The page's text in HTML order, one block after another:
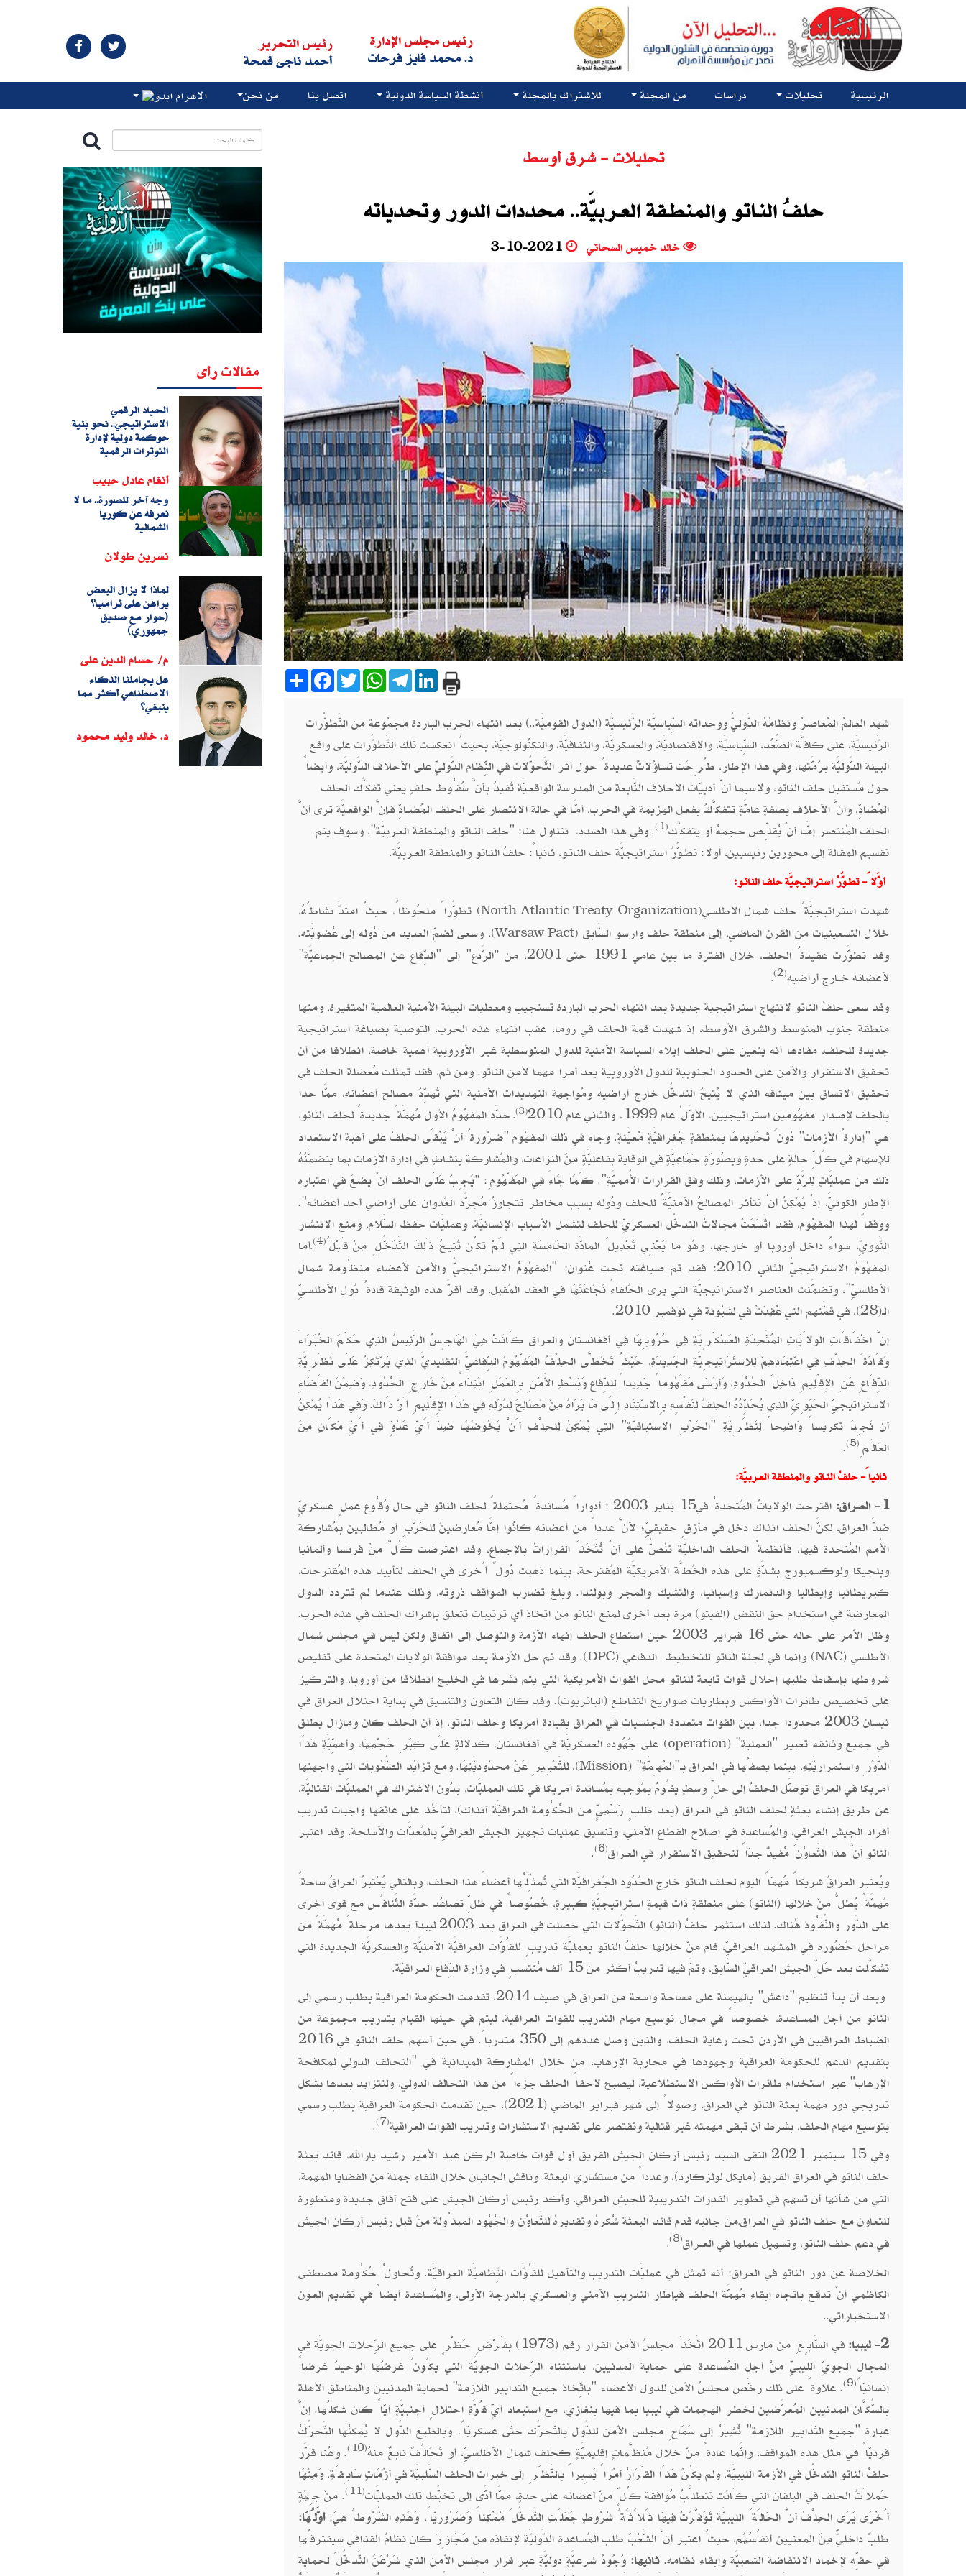
رئيس مجلس الإدارة
د. محمد فايز فرحات
رئيس التحرير
أحمد ناجى قمحة
الرئيسية تحليلات دراسات من المجلة للاشتراك بالمجلة أنشطة السياسة الدولية اتصل بنا من نحن الاهرام ابدو
تحليلات - شرق أوسط
حلفُ النـاتو والمنطـقة العـربيَّة.. محددات الدور وتحدياته
خالد خميس السحاتي 3-10-2021
ShareFacebook
TwitterWhatsAppTelegramLinkedIn
شهد العالمُ المُعاصرُ ونظامُهُ الدَّوليُّ ووحداته السِّياسيَّة الرَّئيسيَّة (الدول القوميَّة..) بعد انتهاء الحرب الباردة مجمُوعة من التَّطوُّرات
الرَّئيسيَّة، على كافَّة الصُّعُد، السِّياسيَّة، والاقتصاديَّة، والعسكريَّة، والثقافيَّة، والتكنُولوجيَّة، بحيثُ انعكست تلك التَّطوُّرات على واقع
البيئة الدَّوليَّة برُمَّتها، وفي هذا الإطار، طُرِحَت تساؤُلاتٌ عديدةٌ حول أثر التَّحوُّلات في النِّظام الدَّوليِّ على الأحلاف الدَّوليَّة، وأيضاً
حول مُستقبل حلف الناتو، ولاسيما أنَّ أدبيَّات الأحلاف النَّابعة من المدرسة الواقعـيَّة تُفيدُ بأنَّ سُقُوط حلفٍ يعني تفكُّك الحلف
المُضادِّ، وأنَّ الأحلاف بصفةٍ عامَّةٍ تتفكَّكُ بفعـل الهزيمة في الحرب، أمَّـا في حالة الانتصار على الحلف المُضــادِّ فـإنَّ الواقعـيَّة ترى أنَّ
الحلف المُنتصر إمَّــا أنْ يُقلِّـص حجمهُ أو يتفكَّك(1)
. وفي هذا الصدد، نتناول هنا: "حلف النـاتو والمنطقة العـربيَّة"، وسوف يتم
تقسيم المقالة إلى محورين رئيسيين، أولا: تطـوُّرُ استراتيجيَّة حلف الناتـو، ثانياً: حلفُ النـاتو والمنطقة العـربيَّة.
أوَّلاً- تطـوُّرُ استراتيجيَّة حلف الناتـو:
شهدت استراتيجيَّةُ حلف شمال الأطلسيNorth Atlantic Treaty Organization)) تطوُّراً ملحُوظاً، حيثُ امتدَّ نشاطُهُ،
خلال التسعينيات من القرن الماضي، إلى منطقة حلف وارسو السَّابق )
Warsaw Pact)، وسعى لضمِّ العديد من دُوله إلى عُضويَّته.
وقد تطوَّرت عقيدةُ الحلف، خلال الفترة ما بين عامي 1991 حتى 2001، من
"الرَّدع" إلى "الدِّفاع عن المصالح الجماعيَّة"
لأعضائه خــارج أراضيه(2)
.
وقد سعى حلفُ الناتو لانتهاج استراتيجية جديدة بعد انتهاء الحرب الباردة تستجيب ومعطيات البيئة الأمنية العالمية المتغيرة، ومنها
منطقة جنوب المتوسط والشرق الأوسط، إذ شهدت قمة الحلف في روما، عقب انتهاء هذه الحرب، التوصية بصياغة استراتيجية
جديدة للحلف، مفادها أنه يتعين على الحلف إيلاء السياسة الأمنية للدول المتوسطية غير الأوروبية أهمية خاصة، انطلاقا من أن
تحقيق الاستقرار والأمن على الحدود الجنوبية للدول الأوروبية يعد أمرا مهما لأمن الناتو. ومن ثم، فقد تمثلت مُعضلة الحلف في
تحقيق الاتساق بين ميثاقه الذي لا يُتيحُ التدخُّل خارج أراضيه ومُواجهة التهديدات الأمنية التي تُهدِّدُ مصالح أعضائه، ممَّا حدا
بالحلف لإصدار مفهُومين استراتيجيين، الأوَّلُ عام 1999، والثاني عام 2010
.(3) حدَّد المفهُومُ الأول مُهمَّةً جديدةً لحلف الناتو،
هي "إدارةُ الأزمات" دُونَ تَحْدِيدِهَا بمنطقةٍ جُغرافيَّةٍ مُعيَّنةٍ. وجاء في ذلك المفهُوم "ضرُورةُ أنْ يَبْقَى الحلفُ على أهبة الاستعداد
للإسهام في كُلِّ حالةٍ على حدةٍ وبصُورَةٍ جَمَاعِيَّةٍ في الوقاية بفاعليَّةٍ مِنَ النزاعات، والمُشاركة بنشاطٍ في إدارة الأزمات بما يتضمَّنُهُ
ذلك من عمليَّاتٍ لِلرَّدِّ على الأزمات، وذلك وفق القرارات الأُمميَّةِ". كَمَا جَاءَ فِي المَفْهُومِ: "يَجِبُ عَلَى الحلف أنْ يضعَ في اعتباره
الإطار الكونيَّ، إذْ يُمْكِنُ أنْ تتأثر المصالحُ الأمنيَّةُ للحلف ودُوله بسبب مخاطر تتجاوزُ مُجرَّد العُدوان على أراضي أحد أعضائه".
ووفقاً لهذا المفهُوم، فقد اتَّسَعَتْ مجالاتُ التدخُّل العسكريِّ للحلف لتشمل الأسباب الإنسانيَّة، وعمليَّات حفظ السَّلام، ومنع الانتشار
النَّوويِّ، سواءٌ داخل أوروبا أو خارجها، وهُو ما يَعْنِي تَعْدِيلَ المادَّة الخَامِسَةِ التِي لَمْ تكُن تُتِيـحُ ذَلِكَ التَّدَخُّـلِ مِنْ قَبْلُ (4)
.أما
المفهُومُ الاستراتيجيُّ الثاني 2010: فقد تم صياغته تحت عُنوان: "المفهُومُ الاستراتيجيُّ والأمن لأعضاء منظُومة شمال
الأطلسيِّ"، وتضمَّنت العناصر الاستراتيجيَّة التي يرى الحُلفاءُ نَجَاعَتَهَا في العقد المُقبل، وقد أقرَّ هذه الوثيقة قادةُ دُول الأطلسيِّ
الـ(28)، في قمَّتهم التي عُقِدَتْ في لشبُونة في نوفمبر 2010.
إنَّ اخْفَاقَاتِ الولاَيَاتِ المُتَّحِدَةِ العَسْكَرِيَّةِ فِي حُرُوبِهَا فِي أفغانستان والعراق كَانَتْ هِيَ الهَاجِسُ الرَّئِيسُ الذِي حَكَمَ الخُبَرَاءَ
وَقَادَةَ الحِلْفِ فِي اعْتِمَادِهِمْ لِلاستَرَاتِيجِيَّةِ الجَدِيدَةِ، حَيْثُ تَخَطَّى الحِلْفُ المَفْهُومَ الدِّفاعيَّ التقليديَّ الذِي يَرْتَكِزُ عَلَى نَظَرِيَّةِ
الدِّفَاعِ عَنِ الإِقْلِيمِ دَاخِلَ الحُدُودِ، وَأرْسَى مَفْهُوماً جَدِيداً للدِّفاع وَبَسْطِ الأَمْنِ بِالعَمَلِ ابْتِدَاءً مِنْ خَارِجِ الحُدُودِ، وَضِمْنَ الفَضَاءِ
الاستراتيجيِّ الحَيَوِيِّ الذِي يُحَدِّدُهُ الحِلفُ لِنَفْسِهِ بِالاسْتِنَادِ إِلَى مَا يَرَاهُ مِنْ مَصَالِحَ لِدُوَلِهِ فِي هَذَا الإِقْلِيمِ أَوْ ذَاكَ. وَفِي هَذَا يُمْكِنُ
أن نَجِدَ تكريساً وَاضِحاً لِنَظَرِيَّةِ "الحَرْبِ الاستباقيَّةِ" التِي يُمْكِنُ لِلحِلْفِ أَنْ يَخُوضَهَـا ضِدَّ أَيِّ عَدُوٍّ فِي أَيِّ مَكَانٍ مِنَ
العَالَمِ (5)
.
ثانياً- حلفُ النـاتو والمنطقة العـربيَّة:
1- العــراق:
اقترحت الولاياتُ المُتحدةُ في15 يناير 2003 : أدواراً مُساندةً مُحتملةً لحلف الناتو في حال وُقُوع عملٍ عسكريٍّ
ضدَّ العراق، لكنَّ الحلف آنذاك دخل في مأزقٍ حقيقيٍّ؛ لأنَّ عدداً من أعضائه كانُوا إمَّا مُعارضينَ للحَرْبِ أو مُطالبين بمُشاركة
الأُمم المُتحدة فيها، فأنظمةُ الحلف الداخليَّة تنُصُّ على أنْ تُتَّخَذَ القراراتُ بالإجماع، وقد اعترضت كُلٌّ منْ فرنسا وألمانيا
وبلجيكا ولوكسمبورج بشدَّةٍ على هذه الخُطَّة الأمريكيَّة المُقترحة، بينما ذهبت دُولٌ أُخرى في الحلف لتأييد هذه المُقترحات،
كبريطانيا وإيطاليا والدنمارك وإسبانيا، والتشيك والمجر وبولندا. وبلغ تضارب المواقف ذروته، وذلك عندما لم تتردد الدول
المعارضة في استخدام حق النقض (الفيتو) مرة بعد أخرى لمنع الناتو من اتخاذ أي ترتيبات تتعلق بإشراك الحلف في هذه الحرب.
وظل الأمر على حاله حتى 16 فبراير 2003 حين استطاع الحلف إنهاء الأزمة والتوصل إلى اتفاق ولكن ليس في مجلس شمال
الأطلسي (NAC) وإنما في لجنة الناتو للتخطيط الدفاعي (DPC). وقد تم حل الأزمة بعد موافقة الولايات المتحدة على تقليص
شروطها بإسقاط طلبها إحلال قوات تابعة للناتو محل القوات الأمريكية التي يتم نشرها في الخليج انطلاقا من أوروبا، والتركيز
على تخصيص طائرات الأواكس وبطاريات صواريخ التقاطع (الباتريوت). وقد كان التعاون والتنسيق في بداية احتلال العراق في
نيسان 2003 محدودا جدا، بين القوات متعددة الجنسيات في العراق بقيادة أمريكا وحلف الناتو، إذ أن الحلف كان ومازال يطلق
في جميع وثائقه تعبير "العملية" (operation) على جُهُوده العسكريَّة في أفغانستان، كدلالةٍ عَلَى كِبَرِ حَجْمِهَا، وأهمِّيَّةِ هَذَا
الدَّوْرِ واستمراريَّتِهِ، بينما يصفُها في العراق بـ"المُهِمَّةِ" (Mission)، للتَّعْبِيرِ عَنْ محدُوديَّتِهَا. ومع تزايُد الصُّعُوبات التي واجهتها
أمريكا في العراق توصَّل الحلفُ إلى حلٍّ وسطٍ يقُومُ بمُوجبه بمُساندة أمريكا في تلك العمليَّات، بدُون الاشتراك في العمليَّات القتاليَّة،
عن طريق إنشاء بعثةٍ لحلف الناتو في العراق (بعد طلبٍ رَسْمِيٍّ من الحُكُومة العراقيَّة آنذاك)، لتأخُذ على عاتقها واجبات تدريب
أفراد الجيش العراقي، والمُساعدة في إصلاح القطاع الأمني، وتنسيق عمليات تجهيز الجيش العراقيِّ بالمُعدَّات والأسلحة. وقد اعتبر
الناتو أنَّ هذا التَّعاوُنَ مُفيدٌ جدّاً لتحقيق الاستقرار في العـراق(6)
.
ويُعتبر العراقُ شريكاً مُهمّاً اليوم لحلف الناتو خارج الحُدُود الجُغرافيَّة التي تُمثِّلُها أعضاءُ هذا الحلف، وبالتالي يُعْتبرُ العراقُ ساحةً
مُهمَّةً يُطلُّ منْ خلالها (الناتو) على منطقةٍ ذات قيمةٍ استراتيجيَّةٍ كبيرةٍ، خُصُوصاً في ظلِّ تصاعُد حدَّة التَّنافُس مع قوى أخرى
على الدَّور والنُّفُوذ هُناك. لذلك استثمر حلفُ (الناتو) التَّحوُّلات التي حصلت في العراق بعد 2003 ليبدأ بعدها مرحلةً مُهمَّةً من
مراحل حُضُوره في المشهد العراقيِّ، قام منْ خلالها حلفُ الناتو بعمليَّة تدريبٍ للقُوَّات العراقيَّة الأمنيَّة والعسكريَّة الجديدة التي
تشكَّلت بعد حَلِّ الجيش العراقيِّ السَّابق، وتمَّ فيها تدريبُ أكثر من 15 ألف مُنتسبٍ في وزارة الدِّفاع العـراقيَّة.
وبعد أن بدأ تنظيم "داعش" بالهيمنة على مساحة واسعة من العراق في صيف 2014، تقدمت الحكومة العراقية بطلب رسمي إلى
الناتو من أجل المساعدة، خصوصاً في مجال توسيع مهام التدريب للقوات العراقية، ليتم في حينها القيام بتدريب مجموعة من
الضباط العراقيين في الأردن تحت رعاية الحلف، والذين وصل عددهم إلى 350 متدرباً. في حين أسهم حلف الناتو في 2016
بتقديم الدعم للحكومة العراقية وجهودها في محاربة الإرهاب، من خلال المشاركة الميدانية في "التحالف الدولي لمكافحة
الإرهاب" عبر استخدام طائرات الأواكس الاستطلاعية، ليصبح لاحقاً الحلف جزءاً من هذا التحالف الدولي، ولتتزايد بعدها بشكل
تدريجي دور مهمة بعثة الناتو في العراق، وصولاً إلى شهر فبراير الماضي (2021)، حين تقدمت الحكومة العراقية بطلب رسمي
بتوسيع مهام الحلف، بشرط أن تبقى مهمته غير قتالية وتقتصر على تقديم الاستشارات وتدريب القوات العراقية(7)
.
وفي 15 سبتمبر 2021 التقى السيد رئيس أركان الجيش الفريق أول قوات خاصة الركن عبد الأمير رشيد يارالله، قائد بعثة
حلف الناتو في العراق الفريق (مايكل لولزكارد)، وعدداً من مستشاري البعثة. وناقش الجانبان خلال اللقاء جملة من القضايا المهمة،
التي من شأنها أن تسهم في تطوير القدرات التدريبية للجيش العراقي.وأكد رئيس أركان الجيش على فتح آفاق جديدة ومتطورة
للتعاون مع حلف الناتو في العراق.من جانبه قدم قائد البعثة شُكرهُ وتقديرهُ للتَّعاوُن والجُهُود المبذُولة منْ قبل رئيس أركان الجيش
في دعم حلف الناتو، وتسهيل عملها في العــراق(8)
.
الخلاصة عن دور الناتو في العراق: أنه تمثل في عمليَّات التدريب والتأهيل للقُوَّات النِّظاميَّة العراقيَّة. وتُحاولُ حُكُومة مصطفى
الكاظمي أنْ تدفع باتجاه إبقاء مُهمَّة الحلف فيإطار التدريب الأمني والعسكري بالدرجة الأولى، والمُساعدة أيضاً في تقديم العـون
الاستخباراتي..
2- ليبيا:
في السَّابِعِ من مارس 2011 اتَّخَذَ مجلسُ الأمن القرار رقم (1973) بفَرْضِ حَظْرٍ على جميع الرِّحلات الجويَّة في
المجال الجويِّ الليبيِّ منْ أجل المُساعدة على حماية المدنيين، باستثناء الرِّحلات الجويَّة التي يكُونُ غرضُها الوحيدُ غرضاً
إنسانيّاً (9)
. علاوةً على ذلك رخَّص مجلسُ الأمن للدول الأعضاء "باتِّخاذ جميع التدابير اللازمة" لحماية المدنيين والمناطق الأهلة
بالسُّكَّان المدنيين المُعرَّضين لخطر الهجمات في ليبيا بما فيها بنغازي، مع استبعاد أيِّ قُوَّةِ احتلالٍ أجنبيَّةٍ أيّاً كان شكلُها. إنَّ
عبارة "جميع التَّدابير اللازمة" تُشِيرُ إلى سَمَاحِ مجلس الأمن للدُّول بالتَّحرُّك حتَّى عسكريّاً، وبالطبع الدُّول لا يُمكنُها التَّحرُّكُ
فرديّاً في مثل هذه المواقف، وإنَّما عادةً منْ خلال مُنظَّماتٍ إقليميَّةٍ كحلف شمال الأطلسيِّ، أو تَحَالُفٌ نابعٌ منهُ(10)
. وهُنا قرَّر
حلفُ الناتو التدخُّل في الأزمة الليبيَّة، ولم يكُنْ هَذَا القَرَارُ أمْراً يَسِيراً بالنَّظَرِ إلى خبرات الحلف السَّلبيَّة في أزْمَاتٍ سَابِقَةٍ، وَمِنْهَا
حَملاَتُ الحلف في البلقان التي كَانَت تتطلَّبُ مُوافقة كُلٍّ منْ أعضائه على حدةٍ، ممَّا أدَّى إلى تخبُّط تلك العمليَّات(11)
. منْ جِهَةٍ
أُخْرَى يَرَى الحِلْفُ أنَّ الحَالَةَ الليبيَّة تَوَفَّرَتْ فِيهَا ثَلاَثَةُ شُرُوطٍ جَعَلَتِ التَّدخُّلَ مُمْكِناً وَضَرُوريّاً، وَهَذِهِ الشُّرُوطُ هِيَ:أوَّلُهَا:
طلبٌ داخليٌّ مِنَ المعنيين أنفُسُهُم، حيثُ اعتبر أنَّ الشَّعْبَ طلب المُساعدة الدَّوليَّة لإنقاذه من مَجَازِرَ كان نظامُ القذافي سيقترفُها
في حقِّه لإخماد الانتفاضة الشعبيَّة وإبقاء نظامه.ثانيها: وُجُودُ شرعيَّةٍ دوليَّةٍ عبر قرار مجلس الأمن الذي شَرْعَنَ التَّدخُّلَ لحماية
مقالات رأى
الحياد الرقمي
الاستراتيجي.. نحو بنية
حوكمة دولية لإدارة
التوترات الرقمية
أنغام عادل حبيب
وجه آخر للصورة.. ما لا
نعرفه عن كوريا
الشمالية
نسرين طولان
لماذا لا يزال البعض
يراهن على ترامب؟
(حوار مع صديق
جمهوري)
م/ حسام الدين على
هل يجاملنا الذكاء
الاصطناعي أكثر مما
ينبغي؟
د. خالد وليد محمود